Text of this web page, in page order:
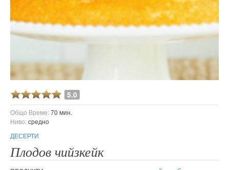
5.0
Общо Време:70 мин.
Ниво:средно
ДЕСЕРТИ
Плодов чийзкейк